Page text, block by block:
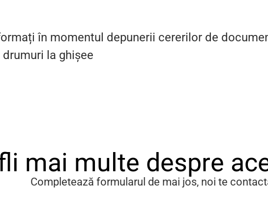
în momentul depunerii cererilor de
la ghișee
mai multe despre
Completează formularul de mai jos, noi te